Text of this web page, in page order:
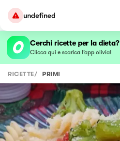
undefined
Cerchi ricette per la dieta?
Clicca qui e scarica l’app olivia!
RICETTE/ PRIMI